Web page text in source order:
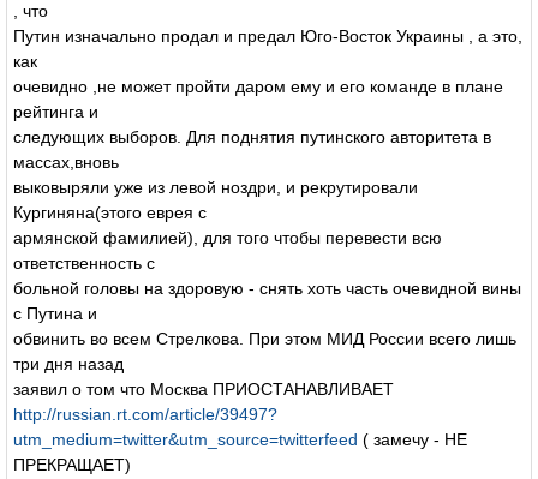
, что
Путин изначально продал и предал Юго-Восток Украины , а это,
как
очевидно ,не может пройти даром ему и его команде в плане
рейтинга и
следующих выборов. Для поднятия путинского авторитета в
массах,вновь
выковыряли уже из левой ноздри, и рекрутировали
Кургиняна(этого еврея с
армянской фамилией), для того чтобы перевести всю
ответственность с
больной головы на здоровую - снять хоть часть очевидной вины
с Путина и
обвинить во всем Стрелкова. При этом МИД России всего лишь
три дня назад
заявил о том что Москва ПРИОСТАНАВЛИВАЕТ
http://russian.rt.com/article/39497?
utm_medium=twitter&utm_source=twitterfeed ( замечу - НЕ
ПРЕКРАЩАЕТ)